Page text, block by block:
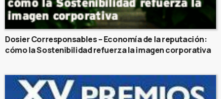
Dosier Corresponsables – Economía de la reputación:
cómo la Sostenibilidad refuerza la imagen corporativa